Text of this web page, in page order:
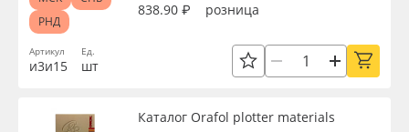
Артикул
и3и15
Ед.
шт
838.90 ₽
розница
РНД
Каталог Orafol plotter materials